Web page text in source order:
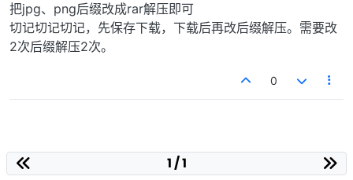
把jpg、png后缀改成rar解压即可
切记切记切记，先保存下载，下载后再改后缀解压。需要改
2次后缀解压2次。
0
1 / 1